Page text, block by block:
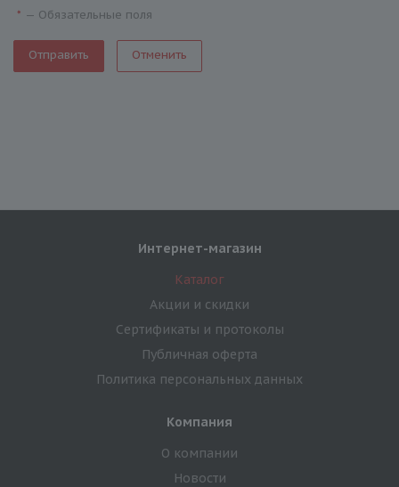
* — Обязательные поля
Отменить
Интернет-магазин
Каталог
Акции и скидки
Сертификаты и протоколы
Публичная оферта
Политика персональных данных
Компания
О компании
Новости